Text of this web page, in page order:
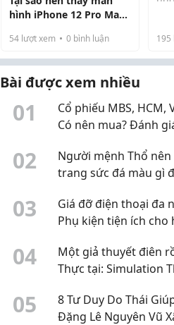
hình iPhone 12 Pro Max
54 lượt xem 0 bình luận
trải
195
Bài được xem nhiều
01
Cổ phiếu MBS, HCM,
Có nên mua? Đánh
lợi nhuận quý 3 năm
02
Người mệnh Thổ nên
trang sức đá màu gì
03
Giá đỡ điện thoại đa
Phụ kiện tiện ích cho
04
Một giả thuyết điên
Thực tại: Simulation
05
8 Tư Duy Do Thái
Đặng Lê Nguyên Vũ